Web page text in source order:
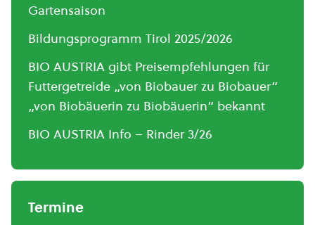
Gartensaison
Bildungsprogramm Tirol 2025/2026
BIO AUSTRIA gibt Preisempfehlungen für
Futtergetreide „von Biobauer zu Biobauer“
„von Biobäuerin zu Biobäuerin“ bekannt
BIO AUSTRIA Info – Rinder 3/26
Termine